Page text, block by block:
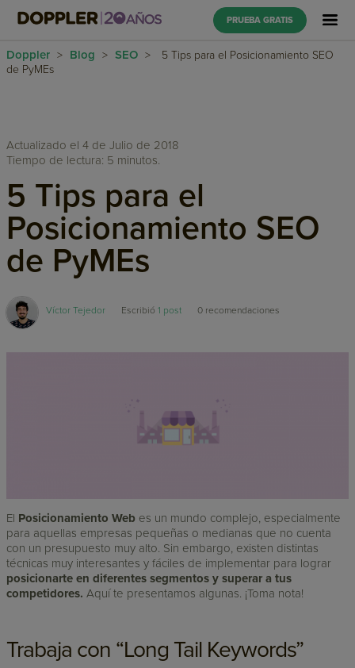
PRUEBA GRATIS
Doppler > Blog > SEO >
5 Tips para el Posicionamiento SEO
de PyMEs
Actualizado el 4 de Julio de 2018
Tiempo de lectura: 5 minutos.
5 Tips para el
Posicionamiento SEO
de PyMEs
Víctor Tejedor Escribió1 post 0 recomendaciones
El Posicionamiento Web es un mundo complejo, especialmente
para aquellas empresas pequeñas o medianas que no cuenta
con un presupuesto muy alto. Sin embargo, existen distintas
técnicas muy interesantes y fáciles de implementar para lograr
posicionarte en diferentes segmentos y superar a tus
competidores. Aquí te presentamos algunas. ¡Toma nota!
Trabaja con “Long Tail Keywords”